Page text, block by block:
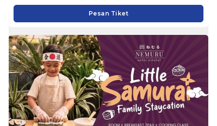
Pesan Tiket